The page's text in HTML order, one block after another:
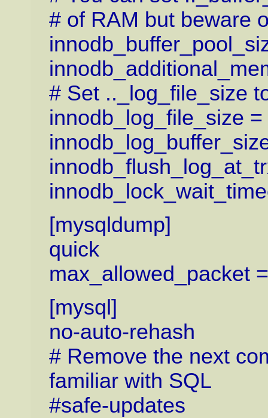
# of RAM but beware
# Set .._log_file_size
innodb_log_file_size =
[mysqldump]
quick
max_allowed_packet
[mysql]
no-auto-rehash
# Remove the next
familiar with SQL
#safe-updates